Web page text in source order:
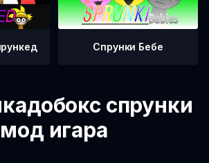
Спрунки Бебе
спрунки
мод игара